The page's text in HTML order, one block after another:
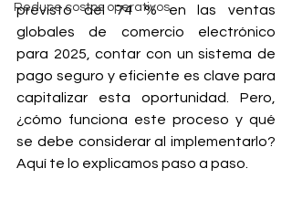
Reduce costos operativos
previsto del 74 % en las ventas
globales de comercio electrónico
para 2025, contar con un sistema de
pago seguro y eficiente es clave para
capitalizar esta oportunidad. Pero,
¿cómo funciona este proceso y qué
se debe considerar al implementarlo?
Aquí te lo explicamos paso a paso.